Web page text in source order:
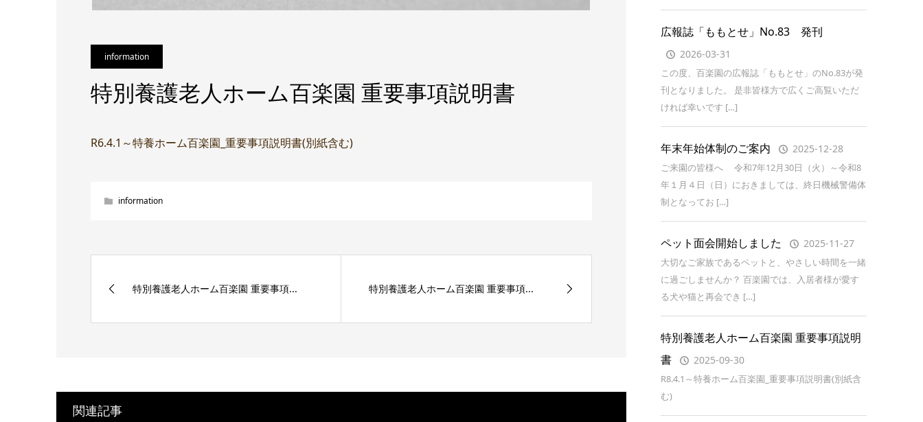
information
特別養護老人ホーム百楽園 重要事項説明書
R6.4.1～特養ホーム百楽園_重要事項説明書(別紙含む)
information
特別養護老人ホーム百楽園 重要事項... 特別養護老人ホーム百楽園 重要事項...
関連記事
広報誌「ももとせ」No.83 発刊
2026-03-31
この度、百楽園の広報誌「ももとせ」のNo.83が発
刊となりました。 是非皆様方で広くご高覧いただ
ければ幸いです […]
年末年始体制のご案内 2025-12-28
ご来園の皆様へ 令和7年12月30日（火）～令和8
年１月４日（日）におきましては、終日機械警備体
制となってお […]
ペット面会開始しました 2025-11-27
大切なご家族であるペットと、やさしい時間を一緒
に過ごしませんか？ 百楽園では、入居者様が愛す
る犬や猫と再会でき […]
特別養護老人ホーム百楽園 重要事項説明
書
2025-09-30
R8.4.1～特養ホーム百楽園_重要事項説明書(別紙含
む)